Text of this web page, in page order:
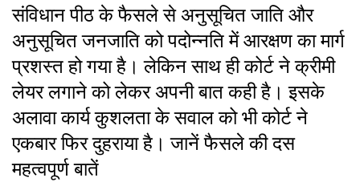
संविधान पीठ के फैसले से अनुसूचित जाति और
अनुसूचित जनजाति को पदोन्नति में आरक्षण का मार्ग
प्रशस्त हो गया है। लेकिन साथ ही कोर्ट ने क्रीमी
लेयर लगाने को लेकर अपनी बात कही है। इसके
अलावा कार्य कुशलता के सवाल को भी कोर्ट ने
एकबार फिर दुहराया है। जानें फैसले की दस
महत्वपूर्ण बातें